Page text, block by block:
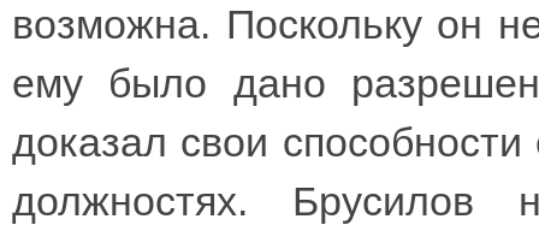
возможна. Поскольку он
ему было дано
доказал свои
должностях. Брусилов